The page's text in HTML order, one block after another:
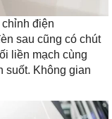
điện
sau cũng có chút
liền mạch cùng
suốt. Không gian